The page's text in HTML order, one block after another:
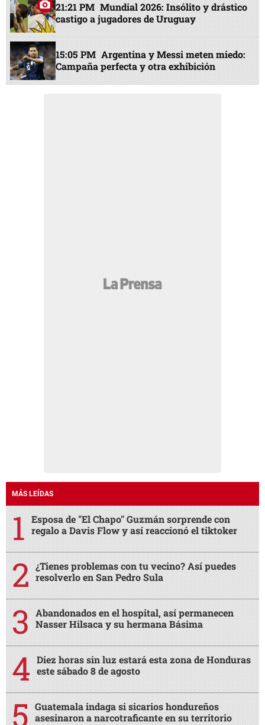
21:21 PM Mundial 2026: Insólito y drástico
castigo a jugadores de Uruguay
15:05 PM Argentina y Messi meten miedo:
Campaña perfecta y otra exhibición
MÁS LEÍDAS
Esposa de "El Chapo" Guzmán sorprende con
regalo a Davis Flow y así reaccionó el tiktoker
¿Tienes problemas con tu vecino? Así puedes
resolverlo en San Pedro Sula
Abandonados en el hospital, así permanecen
Nasser Hilsaca y su hermana Básima
Diez horas sin luz estará esta zona de Honduras
este sábado 8 de agosto
Guatemala indaga si sicarios hondureños
asesinaron a narcotraficante en su territorio